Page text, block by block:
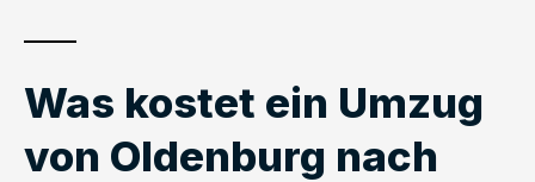
Was kostet ein Umzug
von Oldenburg nach